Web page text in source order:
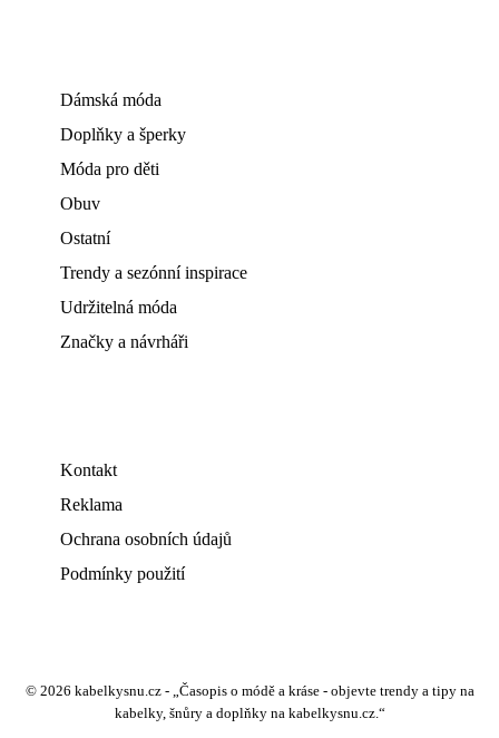
Dámská móda
Doplňky a šperky
Móda pro děti
Obuv
Ostatní
Trendy a sezónní inspirace
Udržitelná móda
Značky a návrháři
Kontakt
Reklama
Ochrana osobních údajů
Podmínky použití
© 2026 kabelkysnu.cz - „Časopis o módě a kráse - objevte trendy a tipy na
kabelky, šnůry a doplňky na kabelkysnu.cz.“